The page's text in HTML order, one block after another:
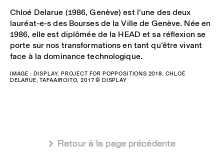
Chloé Delarue (1986, Genève) est l’une des deux
lauréat-e-s des Bourses de la Ville de Genève. Née en
1986, elle est diplômée de la HEAD et sa réflexion se
porte sur nos transformations en tant qu’être vivant
face à la dominance technologique.
IMAGE : DISPLAY, PROJECT FOR POPPOSITIONS 2018. CHLOÉ
DELARUE, TAFAAIROITO, 2017 © DISPLAY
 Retour à la page précédente